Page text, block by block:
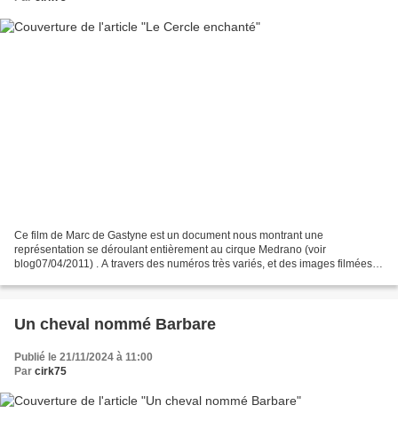
Ce film de Marc de Gastyne est un document nous montrant une
représentation se déroulant entièrement au cirque Medrano (voir
blog07/04/2011) . A travers des numéros très variés, et des images filmées
Un cheval nommé Barbare
Publié le 21/11/2024 à 11:00
Par cirk75